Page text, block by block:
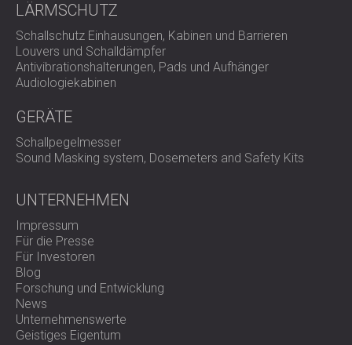
LÄRMSCHUTZ
Schallschutz Einhausungen, Kabinen und Barrieren
Louvers und Schalldämpfer
Antivibrationshalterungen, Pads und Aufhänger
Audiologiekabinen
GERÄTE
Schallpegelmesser
Sound Masking system, Dosemeters and Safety Kits
UNTERNEHMEN
Impressum
Für die Presse
Für Investoren
Blog
Forschung und Entwicklung
News
Unternehmenswerte
Geistiges Eigentum